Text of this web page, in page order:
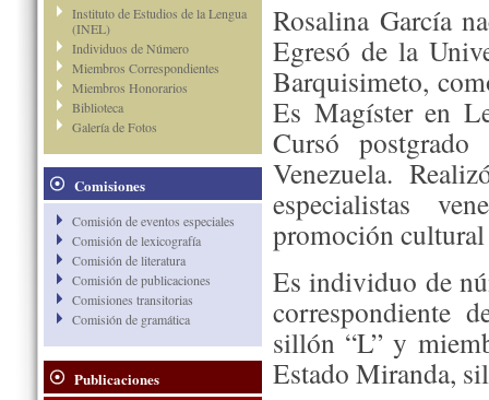
Instituto de Estudios de la Lengua
(INEL)
Individuos de Número
Miembros Correspondientes
Miembros Honorarios
Biblioteca
Galería de Fotos
Comisiones
Comisión de eventos especiales
Comisión de lexicografía
Comisión de literatura
Comisión de publicaciones
Comisiones transitorias
Comisión de gramática
Publicaciones
Rosalina García
Egresó de la
Barquisimeto,
Es Magíster en
Cursó
Venezuela.
especialistas
promoción
Es individuo de
correspondiente
sillón “L” y
Estado Miranda,